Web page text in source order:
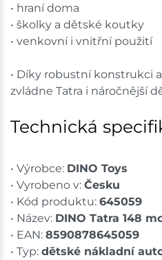
• hraní doma
• školky a dětské koutky
• venkovní i vnitřní použití
• Díky robustní konstrukci
zvládne Tatra i náročnější
Technická
• Výrobce: DINO Toys
• Vyrobeno v: Česku
• Kód produktu: 645059
• Název: DINO Tatra 148
• EAN: 8590878645059
• Typ: dětské nákladní